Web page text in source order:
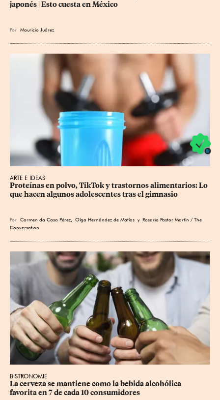
japonés | Esto cuesta en México
Por Mauricio Juárez
ARTE E IDEAS
Proteínas en polvo, TikTok y trastornos alimentarios: Lo
que hacen algunos adolescentes tras el gimnasio
Por Carmen da Casa Pérez, Olga Hernández de Matías y Rosario Pastor Martín / The
Conversation
BISTRONOMIE
La cerveza se mantiene como la bebida alcohólica
favorita en 7 de cada 10 consumidores